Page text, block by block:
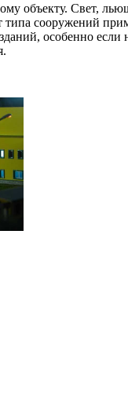
объекту. Свет,
типа сооружений
особенно если